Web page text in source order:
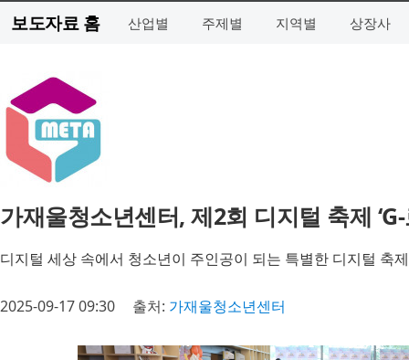
보도자료 홈 산업별 주제별 지역별 상장사
가재울청소년센터, 제2회 디지털 축제
디지털 세상 속에서 청소년이 주인공이 되는 특별한 디지털 축제
2025-09-17 09:30 출처: 가재울청소년센터